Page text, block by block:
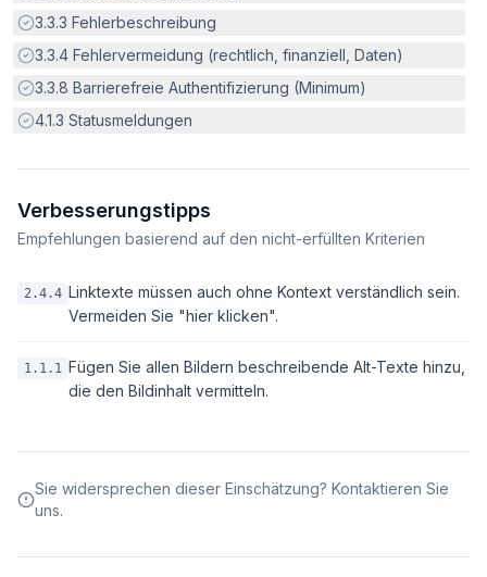
Erfüllt:
3.3.3 Fehlerbeschreibung
Erfüllt:
3.3.4 Fehlervermeidung (rechtlich, finanziell, Daten)
Erfüllt:
3.3.8 Barrierefreie Authentifizierung (Minimum)
Erfüllt:
4.1.3 Statusmeldungen
Verbesserungstipps
Empfehlungen basierend auf den nicht-erfüllten Kriterien
2.4.4 Linktexte müssen auch ohne Kontext verständlich sein.
Vermeiden Sie "hier klicken".
1.1.1 Fügen Sie allen Bildern beschreibende Alt-Texte hinzu,
die den Bildinhalt vermitteln.
Sie widersprechen dieser Einschätzung? Kontaktieren Sie
uns.